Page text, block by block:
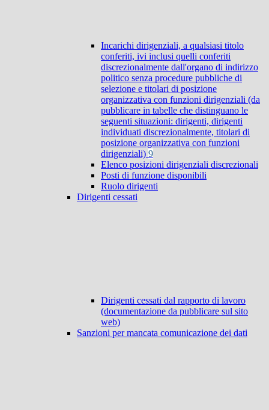
Incarichi dirigenziali, a qualsiasi titolo
conferiti, ivi inclusi quelli conferiti
discrezionalmente dall'organo di indirizzo
politico senza procedure pubbliche di
selezione e titolari di posizione
organizzativa con funzioni dirigenziali (da
pubblicare in tabelle che distinguano le
seguenti situazioni: dirigenti, dirigenti
individuati discrezionalmente, titolari di
posizione organizzativa con funzioni
dirigenziali) 9
Elenco posizioni dirigenziali discrezionali
Posti di funzione disponibili
Ruolo dirigenti
Dirigenti cessati
Dirigenti cessati dal rapporto di lavoro
(documentazione da pubblicare sul sito
web)
Sanzioni per mancata comunicazione dei dati